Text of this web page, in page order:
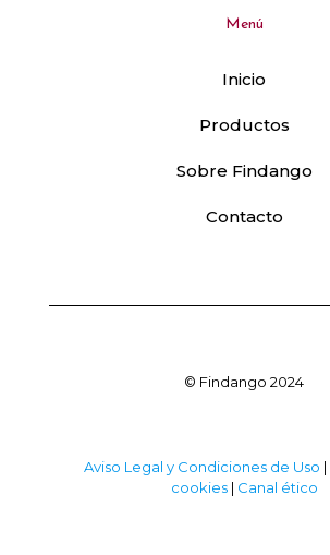
Menú
Inicio
Productos
Sobre Findango
Contacto
© Findango 2024
Aviso Legal y Condiciones de Uso |
cookies| Canal ético